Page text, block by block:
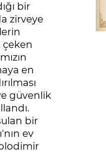
bir
zirveye
çeken
en
güvenlik
bir
ev